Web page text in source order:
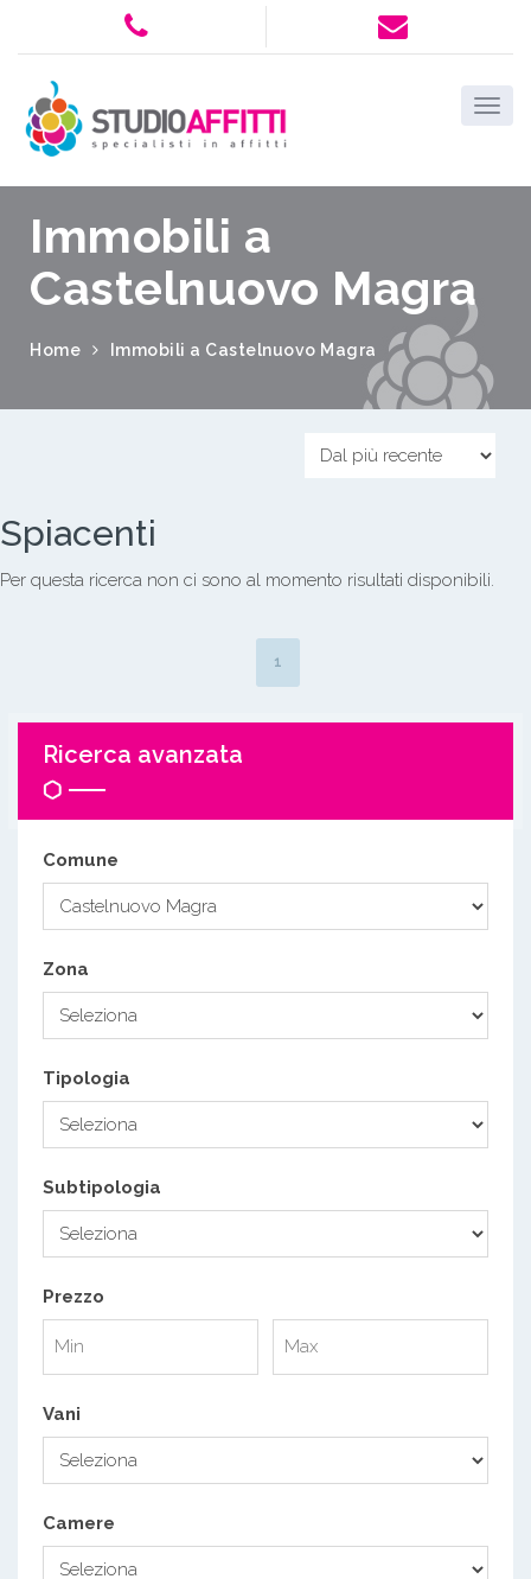
Immobili a
Castelnuovo Magra
Home Immobili a Castelnuovo Magra
Spiacenti
Per questa ricerca non ci sono al momento risultati disponibili.
1
Ricerca avanzata
Comune
Zona
Tipologia
Subtipologia
Prezzo
Vani
Camere